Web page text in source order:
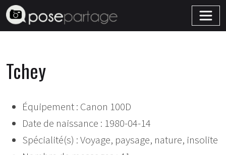
Tchey
Équipement : Canon 100D
Date de naissance : 1980-04-14
Spécialité(s) : Voyage, paysage, nature, insolite